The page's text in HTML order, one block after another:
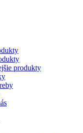
produkty